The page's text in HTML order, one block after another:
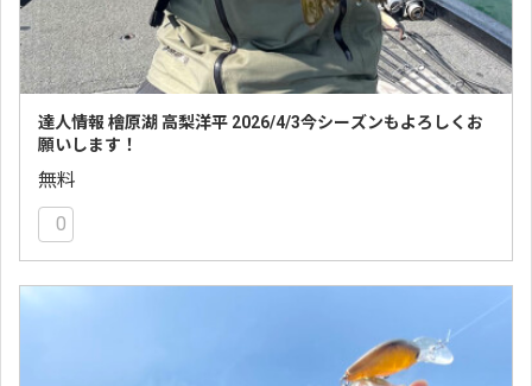
達人情報 檜原湖 高梨洋平 2026/4/3今シーズンもよろしくお
願いします！
無料
0